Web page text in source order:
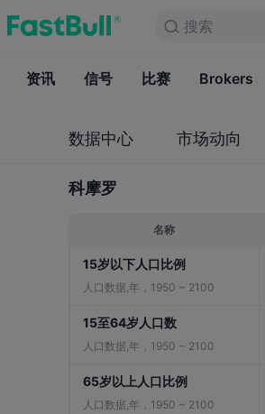
搜索
资讯
搜索
资讯 信号 比赛 Brokers
数据中心 市场动向
科摩罗
名称
15岁以下人口比例
人口数据,年，1950 ~ 2100
15至64岁人口数
人口数据,年，1950 ~ 2100
65岁以上人口比例
人口数据,年，1950 ~ 2100